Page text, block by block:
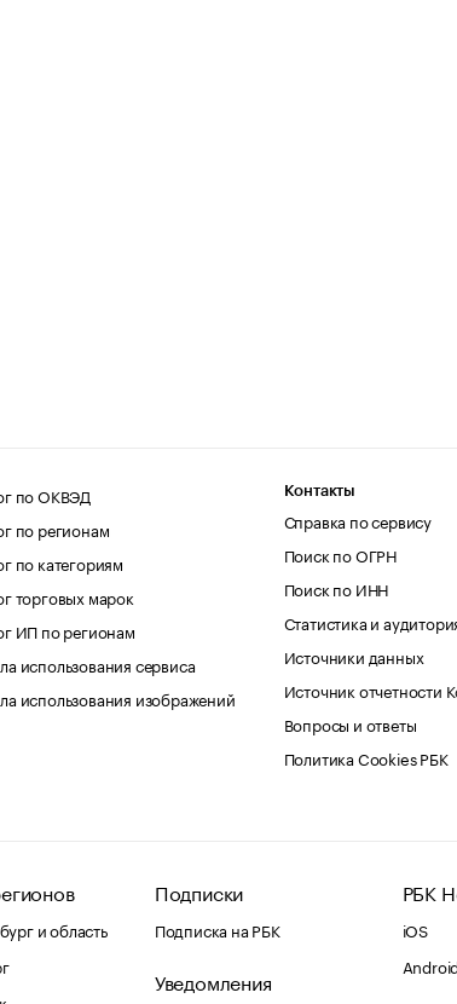
по ОКВЭД
по регионам
по категориям
торговых марок
ИП по регионам
использования сервиса
использования изображений
Контакты
Справка по сервису
Поиск по ОГРН
Поиск по ИНН
Статистика и
Источники данных
Источник отчетности
Вопросы и ответы
Политика Cookies РБК
и область
Подписки
Подписка на РБК
Уведомления
РБК
iOS